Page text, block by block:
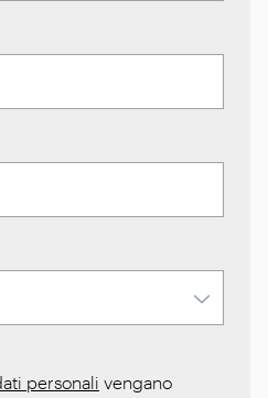
personali vengano